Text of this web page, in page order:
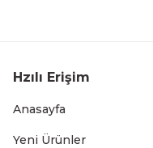
Hzılı Erişim
Anasayfa
Yeni Ürünler